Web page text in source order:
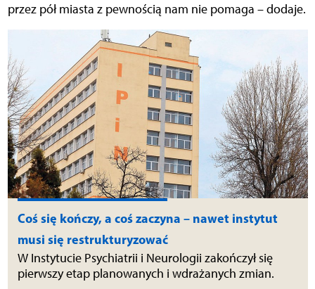
przez pół miasta z pewnością nam nie pomaga – dodaje.
Coś się kończy, a coś zaczyna – nawet instytut
musi się restrukturyzować
W Instytucie Psychiatrii i Neurologii zakończył się
pierwszy etap planowanych i wdrażanych zmian.